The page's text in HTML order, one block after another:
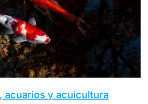
acuarios y acuicultura